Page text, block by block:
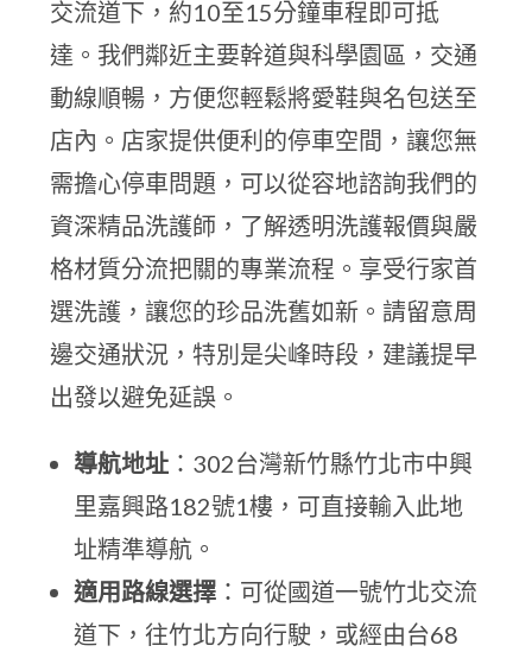
交流道下，約10至15分鐘車程即可抵
達。我們鄰近主要幹道與科學園區，交通
動線順暢，方便您輕鬆將愛鞋與名包送至
店內。店家提供便利的停車空間，讓您無
需擔心停車問題，可以從容地諮詢我們的
資深精品洗護師，了解透明洗護報價與嚴
格材質分流把關的專業流程。享受行家首
選洗護，讓您的珍品洗舊如新。請留意周
邊交通狀況，特別是尖峰時段，建議提早
出發以避免延誤。
導航地址 ：302台灣新竹縣竹北市中興
里嘉興路182號1樓，可直接輸入此地
址精準導航。
適用路線選擇 ：可從國道一號竹北交流
道下，往竹北方向行駛，或經由台68